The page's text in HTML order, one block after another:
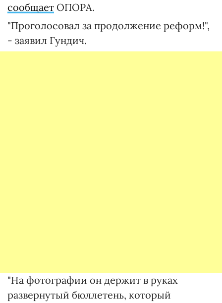
сообщает ОПОРА.
"Проголосовал за продолжение реформ!",
- заявил Гундич.
"На фотографии он держит в руках
развернутый бюллетень, который